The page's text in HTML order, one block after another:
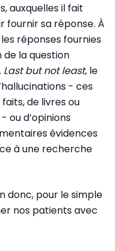
auxquelles il fait
fournir sa réponse. À
réponses fournies
de la question
Last but not least, le
- ces
de livres ou
ou d’opinions
évidences
à une recherche
donc, pour le simple
nos patients avec